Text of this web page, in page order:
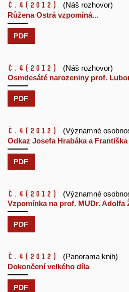
č.4 (2012)
(Náš rozhovor)
Růžena Ostrá vzpomíná...
PDF
č.4 (2012)
(Náš rozhovor)
Osmdesáté narozeniny prof.
PDF
č.4 (2012)
(Významné
Odkaz Josefa Hrabáka a Františka
PDF
č.4 (2012)
(Významné
Vzpomínka na prof. MUDr. Adolfa
PDF
č.4 (2012)
(Panorama knih)
Dokončení velkého díla
PDF